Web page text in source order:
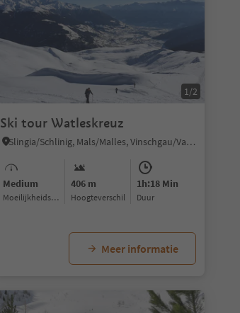
1/2
Ski tour Watleskreuz
Slingia/Schlinig, Mals/Malles, Vinschgau/Val Venosta
Medium
Moeilijkheidsgraad
406 m
Hoogteverschil
1h:18 Min
Duur
Meer informatie